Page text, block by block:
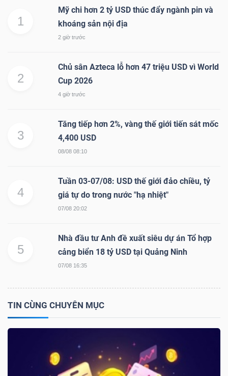
1
Mỹ chi hơn 2 tỷ USD thúc đẩy ngành pin và
khoáng sản nội địa
2 giờ trước
2
Chủ sân Azteca lỗ hơn 47 triệu USD vì World
Cup 2026
4 giờ trước
3
Tăng tiếp hơn 2%, vàng thế giới tiến sát mốc
4,400 USD
08/08 08:10
4
Tuần 03-07/08: USD thế giới đảo chiều, tỷ
giá tự do trong nước "hạ nhiệt"
07/08 20:02
5
Nhà đầu tư Anh đề xuất siêu dự án Tổ hợp
cảng biển 18 tỷ USD tại Quảng Ninh
07/08 16:35
TIN CÙNG CHUYÊN MỤC
Cổ phiếu Chỉ số Chứng chỉ quỹ
Người nội bộ
tức
viết
(-)
phân